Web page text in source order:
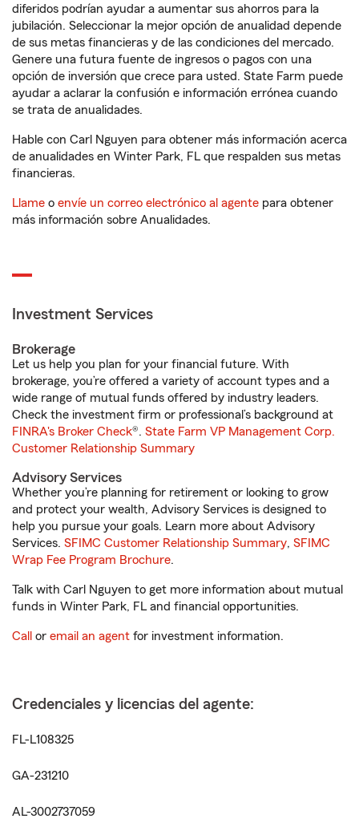
diferidos podrían ayudar a aumentar sus ahorros para la
jubilación. Seleccionar la mejor opción de anualidad depende
de sus metas financieras y de las condiciones del mercado.
Genere una futura fuente de ingresos o pagos con una
opción de inversión que crece para usted. State Farm puede
ayudar a aclarar la confusión e información errónea cuando
se trata de anualidades.
Hable con Carl Nguyen para obtener más información acerca
de anualidades en Winter Park, FL que respalden sus metas
financieras.
Llame o envíe un correo electrónico al agente para obtener
más información sobre Anualidades.
Investment Services
Brokerage
Let us help you plan for your financial future. With
brokerage, you’re offered a variety of account types and a
wide range of mutual funds offered by industry leaders.
Check the investment firm or professional’s background at
FINRA's Broker Check®. State Farm VP Management Corp.
Customer Relationship Summary
Advisory Services
Whether you’re planning for retirement or looking to grow
and protect your wealth, Advisory Services is designed to
help you pursue your goals. Learn more about Advisory
Services. SFIMC Customer Relationship Summary, SFIMC
Wrap Fee Program Brochure.
Talk with Carl Nguyen to get more information about mutual
funds in Winter Park, FL and financial opportunities.
Call or email an agent for investment information.
Credenciales y licencias del agente:
FL-L108325
GA-231210
AL-3002737059